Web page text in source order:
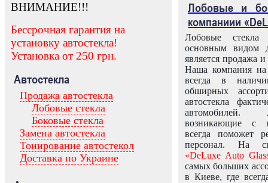
ВНИМАНИЕ!!!
Бессрочная гарантия на
установку автостекла!
Установка от 250 грн.
Автостекла
Продажа автостекла
Лобовые стекла
Боковые стекла
Замена автостекла
Тонирование автостекол
Доставка по Украине
Лобовые и
компаниии
Лобовые
основным видом
является продажа и
Наша компания на
всегда в
обширных
автостекла
возникающие с
всегда поможет
персонал. На
«DeLuxe Auto
самых больших
в Киеве, где